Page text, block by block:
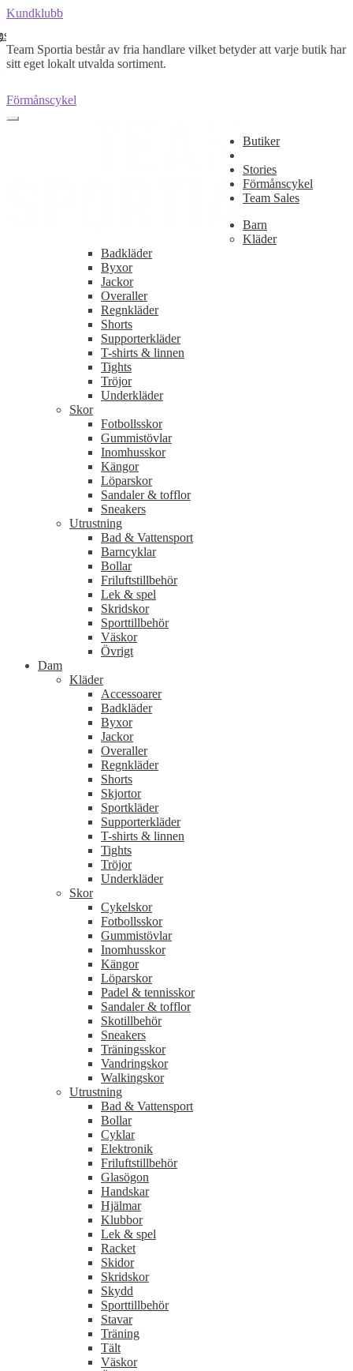
Kundklubb
Team Sportia består av fria handlare vilket betyder att varje butik har
sitt eget lokalt utvalda sortiment.
Förmånscykel
Butiker
Stories
Förmånscykel
Team Sales
Barn
Kläder
Badkläder
Byxor
Jackor
Overaller
Regnkläder
Shorts
Supporterkläder
T-shirts & linnen
Tights
Tröjor
Underkläder
Skor
Fotbollsskor
Gummistövlar
Inomhusskor
Kängor
Löparskor
Sandaler & tofflor
Sneakers
Utrustning
Bad & Vattensport
Barncyklar
Bollar
Friluftstillbehör
Lek & spel
Skridskor
Sporttillbehör
Väskor
Övrigt
Dam
Kläder
Accessoarer
Badkläder
Byxor
Jackor
Overaller
Regnkläder
Shorts
Skjortor
Sportkläder
Supporterkläder
T-shirts & linnen
Tights
Tröjor
Underkläder
Skor
Cykelskor
Fotbollsskor
Gummistövlar
Inomhusskor
Kängor
Löparskor
Padel & tennisskor
Sandaler & tofflor
Skotillbehör
Sneakers
Träningsskor
Vandringskor
Walkingskor
Utrustning
Bad & Vattensport
Bollar
Cyklar
Elektronik
Friluftstillbehör
Glasögon
Handskar
Hjälmar
Klubbor
Lek & spel
Racket
Skidor
Skridskor
Skydd
Sporttillbehör
Stavar
Träning
Tält
Väskor